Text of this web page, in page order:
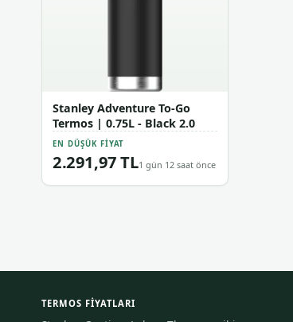
Stanley Adventure To-Go
Termos | 0.75L - Black 2.0
EN DÜŞÜK FIYAT
2.291,97 TL1 gün 12 saat önce
TERMOS FIYATLARI